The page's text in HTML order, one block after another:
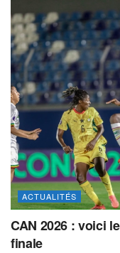
ACTUALITÉS
CAN 2026 : voici
finale